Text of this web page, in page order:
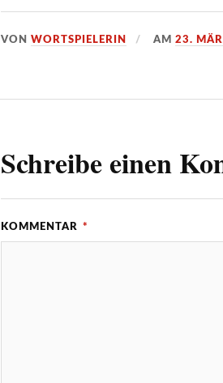
VONWORTSPIELERIN AM23.
Schreibe einen
KOMMENTAR *